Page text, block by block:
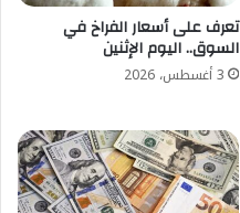
تعرف على أسعار الفراخ في
السوق.. اليوم الإثنين
3 أغسطس، 2026